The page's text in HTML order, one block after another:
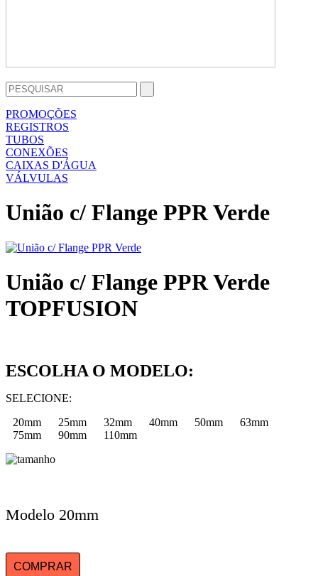
PROMOÇÕES
REGISTROS
TUBOS
CONEXÕES
CAIXAS D'ÁGUA
VÁLVULAS
União c/ Flange PPR Verde
União c/ Flange PPR Verde
TOPFUSION
ESCOLHA O MODELO:
SELECIONE:
20mm
25mm 32mm 40mm 50mm
63mm
75mm
90mm 110mm
Modelo 20mm
COMPRAR